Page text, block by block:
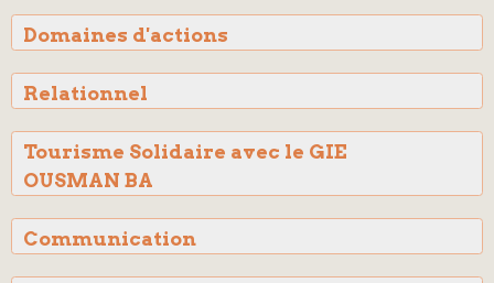
Domaines d'actions
Relationnel
Tourisme Solidaire avec le GIE
OUSMAN BA
Communication